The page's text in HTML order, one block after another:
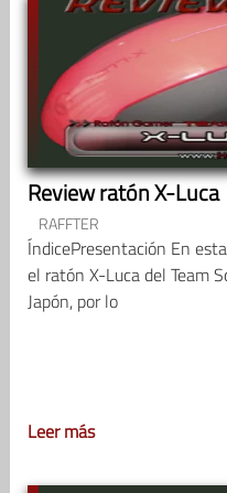
Review ratón X-Luca
RAFFTER
ÍndicePresentación En
el ratón X-Luca del Team
Japón, por lo
Leer más